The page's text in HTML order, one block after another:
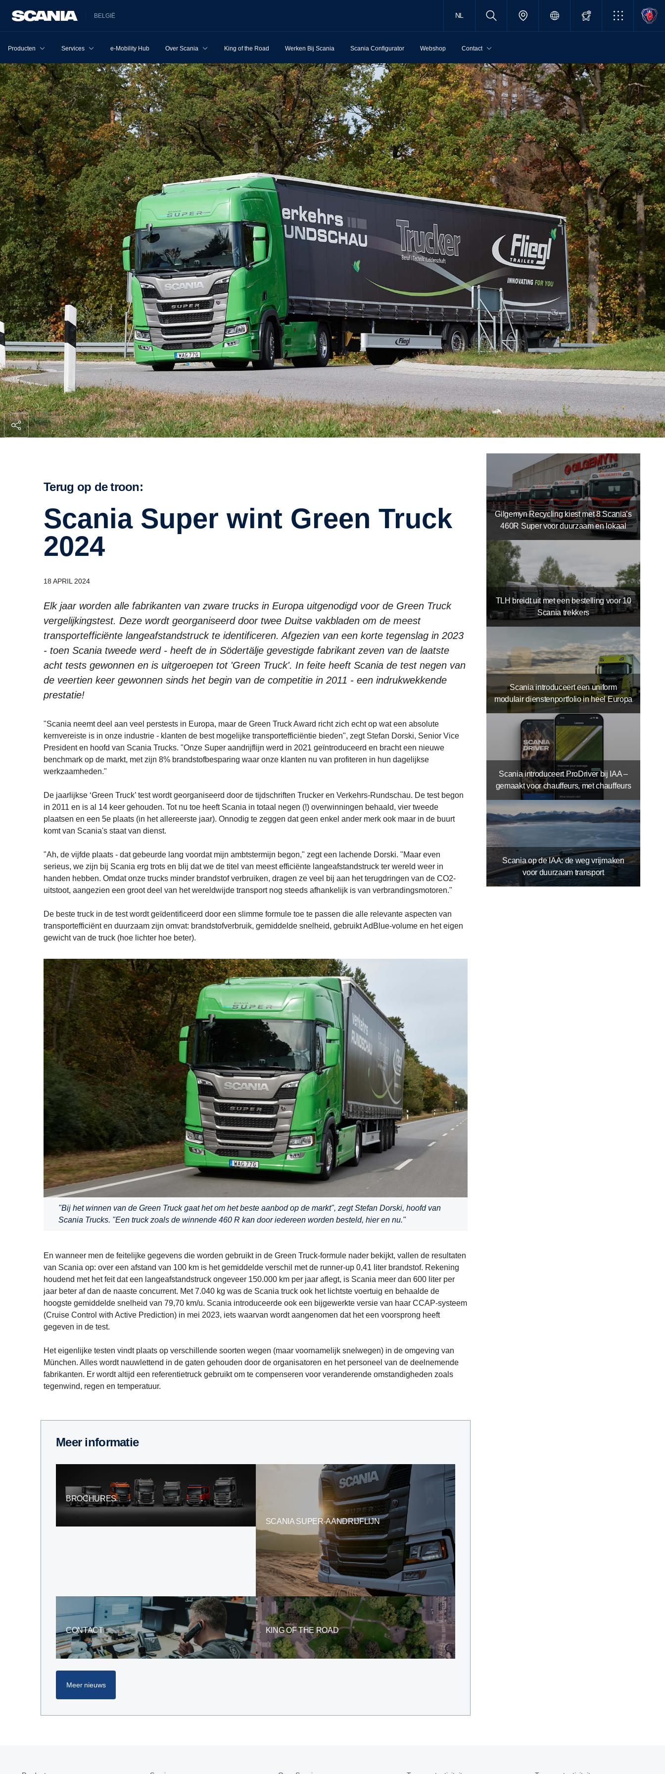
BELGIË NL
Producten Services e-Mobility Hub Over Scania King of the Road Werken Bij Scania Scania Configurator Webshop Contact
Terug op de troon:
Scania Super wint Green Truck
2024
18 APRIL 2024
Elk jaar worden alle fabrikanten van zware trucks in Europa uitgenodigd voor de Green Truck
vergelijkingstest. Deze wordt georganiseerd door twee Duitse vakbladen om de meest
transportefficiënte langeafstandstruck te identificeren. Afgezien van een korte tegenslag in 2023
- toen Scania tweede werd - heeft de in Södertälje gevestigde fabrikant zeven van de laatste
acht tests gewonnen en is uitgeroepen tot 'Green Truck'. In feite heeft Scania de test negen van
de veertien keer gewonnen sinds het begin van de competitie in 2011 - een indrukwekkende
prestatie!
"Scania neemt deel aan veel perstests in Europa, maar de Green Truck Award richt zich echt op wat een absolute
kernvereiste is in onze industrie - klanten de best mogelijke transportefficiëntie bieden", zegt Stefan Dorski, Senior Vice
President en hoofd van Scania Trucks. "Onze Super aandrijflijn werd in 2021 geïntroduceerd en bracht een nieuwe
benchmark op de markt, met zijn 8% brandstofbesparing waar onze klanten nu van profiteren in hun dagelijkse
werkzaamheden."
De jaarlijkse ‘Green Truck’ test wordt georganiseerd door de tijdschriften Trucker en Verkehrs-Rundschau. De test begon
in 2011 en is al 14 keer gehouden. Tot nu toe heeft Scania in totaal negen (!) overwinningen behaald, vier tweede
plaatsen en een 5e plaats (in het allereerste jaar). Onnodig te zeggen dat geen enkel ander merk ook maar in de buurt
komt van Scania's staat van dienst.
"Ah, de vijfde plaats - dat gebeurde lang voordat mijn ambtstermijn begon," zegt een lachende Dorski. "Maar even
serieus, we zijn bij Scania erg trots en blij dat we de titel van meest efficiënte langeafstandstruck ter wereld weer in
handen hebben. Omdat onze trucks minder brandstof verbruiken, dragen ze veel bij aan het terugdringen van de CO2-
uitstoot, aangezien een groot deel van het wereldwijde transport nog steeds afhankelijk is van verbrandingsmotoren."
De beste truck in de test wordt geïdentificeerd door een slimme formule toe te passen die alle relevante aspecten van
transportefficiënt en duurzaam zijn omvat: brandstofverbruik, gemiddelde snelheid, gebruikt AdBlue-volume en het eigen
gewicht van de truck (hoe lichter hoe beter).
"Bij het winnen van de Green Truck gaat het om het beste aanbod op de markt", zegt Stefan Dorski, hoofd van
Scania Trucks. "Een truck zoals de winnende 460 R kan door iedereen worden besteld, hier en nu."
En wanneer men de feitelijke gegevens die worden gebruikt in de Green Truck-formule nader bekijkt, vallen de resultaten
van Scania op: over een afstand van 100 km is het gemiddelde verschil met de runner-up 0,41 liter brandstof. Rekening
houdend met het feit dat een langeafstandstruck ongeveer 150.000 km per jaar aflegt, is Scania meer dan 600 liter per
jaar beter af dan de naaste concurrent. Met 7.040 kg was de Scania truck ook het lichtste voertuig en behaalde de
hoogste gemiddelde snelheid van 79,70 km/u. Scania introduceerde ook een bijgewerkte versie van haar CCAP-systeem
(Cruise Control with Active Prediction) in mei 2023, iets waarvan wordt aangenomen dat het een voorsprong heeft
gegeven in de test.
Het eigenlijke testen vindt plaats op verschillende soorten wegen (maar voornamelijk snelwegen) in de omgeving van
München. Alles wordt nauwlettend in de gaten gehouden door de organisatoren en het personeel van de deelnemende
fabrikanten. Er wordt altijd een referentietruck gebruikt om te compenseren voor veranderende omstandigheden zoals
tegenwind, regen en temperatuur.
Meer informatie
BROCHURES
SCANIA SUPER-AANDRIJFLIJN
CONTACT KING OF THE ROAD
Meer nieuws
Gilgemyn Recycling kiest met 8 Scania’s
460R Super voor duurzaam en lokaal
TLH breidt uit met een bestelling voor 10
Scania trekkers
Scania introduceert een uniform
modulair dienstenportfolio in heel Europa
Scania introduceert ProDriver bij IAA –
gemaakt voor chauffeurs, met chauffeurs
Scania op de IAA: de weg vrijmaken
voor duurzaam transport